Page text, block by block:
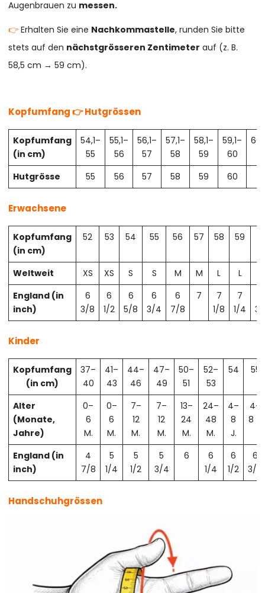
Augenbrauen zu messen.
👉Erhalten Sie eine Nachkommastelle, runden Sie bitte
stets auf den nächstgrösseren Zentimeter auf (z. B.
58,5 cm → 59 cm).
Kopfumfang 👉 Hutgrössen
Kopfumfang
(in cm)
54,1–
55
55,1–
56
56,1–
57
57,1–
58
58,1–
59
59,1–
60
Hutgrösse
55 56 57 58 59 60
Erwachsene
Kopfumfang
(in cm)
52 53 54 55 56 57 58 59
Weltweit XS XS S S M M L L
England (in
inch)
6
3/8
6
1/2
6
5/8
6
3/4
6
7/8
7
7
1/8
7
1/4
Kinder
Kopfumfang
(in cm)
37–
40
41–
43
44–
46
47–
49
50–
51
52–
53
54 55
Alter
(Monate,
Jahre)
0–
6
M.
0–
6
M.
7–
12
M.
7–
12
M.
13–
24
M.
24–
48
M.
4–
8
J.
4–
8 J.
England (in
inch)
4
7/8
5
1/4
5
1/2
5
3/4
6
6
1/4
6
1/2
6
3/4
Handschuhgrössen